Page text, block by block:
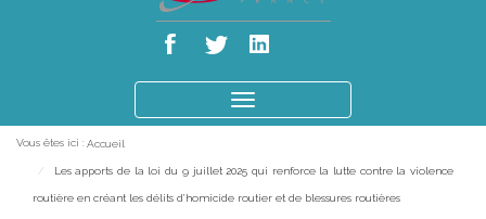
le
Vous êtes ici : Accueil
Les apports de la loi du 9 juillet 2025 qui renforce la lutte contre la violence
routière en créant les délits d’homicide routier et de blessures routières